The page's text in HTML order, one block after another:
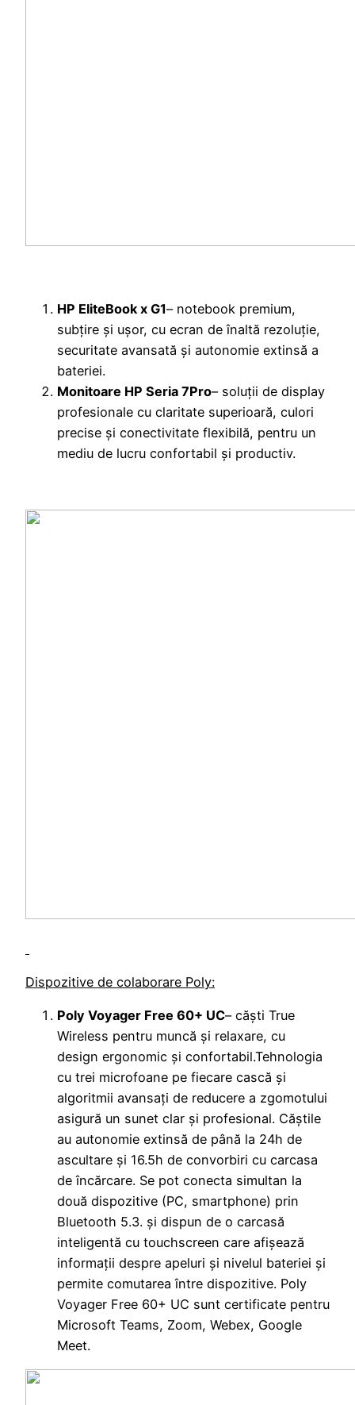
HP EliteBook x G1– notebook premium,
subțire și ușor, cu ecran de înaltă rezoluție,
securitate avansată și autonomie extinsă a
bateriei.
Monitoare HP Seria 7Pro– soluții de display
profesionale cu claritate superioară, culori
precise și conectivitate flexibilă, pentru un
mediu de lucru confortabil și productiv.
Dispozitive de colaborare Poly:
Poly Voyager Free 60+ UC– căști True
Wireless pentru muncă și relaxare, cu
design ergonomic și confortabil.Tehnologia
cu trei microfoane pe fiecare cască și
algoritmii avansați de reducere a zgomotului
asigură un sunet clar și profesional. Căștile
au autonomie extinsă de până la 24h de
ascultare și 16.5h de convorbiri cu carcasa
de încărcare. Se pot conecta simultan la
două dispozitive (PC, smartphone) prin
Bluetooth 5.3. și dispun de o carcasă
inteligentă cu touchscreen care afișează
informații despre apeluri și nivelul bateriei și
permite comutarea între dispozitive. Poly
Voyager Free 60+ UC sunt certificate pentru
Microsoft Teams, Zoom, Webex, Google
Meet.